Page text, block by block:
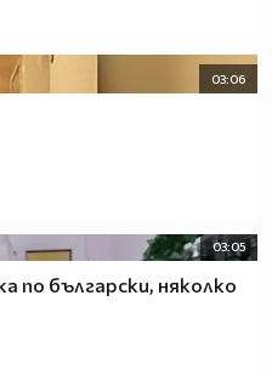
03:06
03:05
по български, няколко